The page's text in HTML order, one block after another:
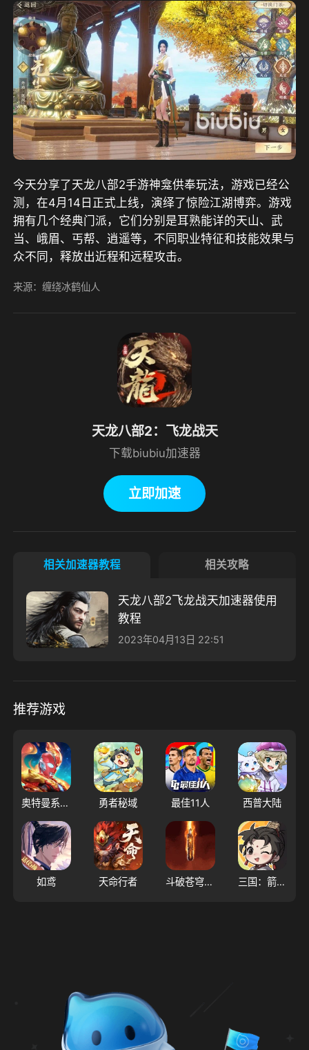
今天分享了天龙八部2手游神龛供奉玩法，游戏已经公
测，在4月14日正式上线，演绎了惊险江湖博弈。游戏
拥有几个经典门派，它们分别是耳熟能详的天山、武
当、峨眉、丐帮、逍遥等，不同职业特征和技能效果与
众不同，释放出近程和远程攻击。
来源：缠绕冰鹤仙人
天龙八部2：飞龙战天
下载biubiu加速器
立即加速
相关加速器教程 相关攻略
天龙八部2飞龙战天加速器使用
教程
2023年04月13日 22:51
推荐游戏
奥特曼系列OL 勇者秘域 最佳11人 西普大陆
如鸢 天命行者 斗破苍穹：斗帝之路 三国：箭雨千军